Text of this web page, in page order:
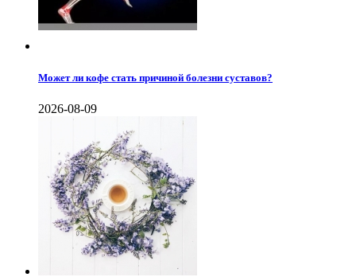
Может ли кофе стать причиной болезни суставов?
2026-08-09